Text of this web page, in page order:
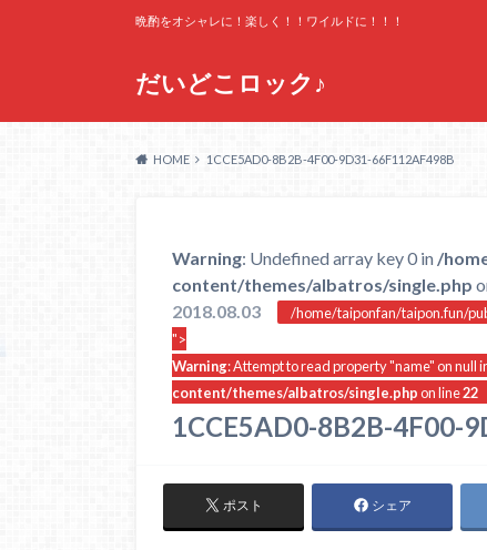
だいどこロック♪
晩酌をオシャレに！楽しく！！ワイルドに！！！
HOME 1CCE5AD0-8B2B-4F00-9D31-66F112AF498B
Warning: Undefined array key 0 in /
content/themes/albatros/single.php
2018.08.03
/home/taiponfan/taipon.fun/
">
Warning: Attempt to read property "name" on null
content/themes/albatros/single.phpon line22
1CCE5AD0-8B2B-4F00-
ポスト シェア